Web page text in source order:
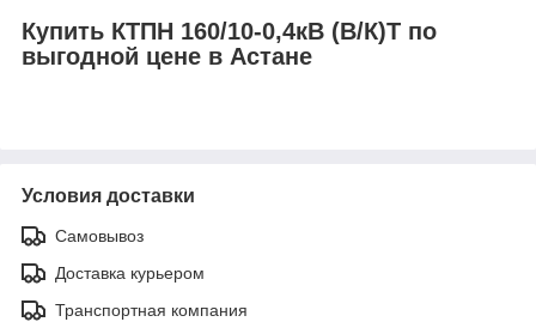
Купить КТПН 160/10-0,4кВ (В/К)Т по
выгодной цене в Астане
Условия доставки
Самовывоз
Доставка курьером
Транспортная компания